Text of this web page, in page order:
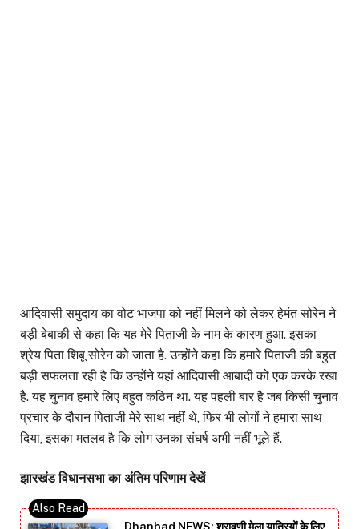
आदिवासी समुदाय का वोट भाजपा को नहीं मिलने को लेकर हेमंत सोरेन ने
बड़ी बेबाकी से कहा कि यह मेरे पिताजी के नाम के कारण हुआ. इसका
श्रेय पिता शिबू सोरेन को जाता है. उन्होंने कहा कि हमारे पिताजी की बहुत
बड़ी सफलता रही है कि उन्होंने यहां आदिवासी आबादी को एक करके रखा
है. यह चुनाव हमारे लिए बहुत कठिन था. यह पहली बार है जब किसी चुनाव
प्रचार के दौरान पिताजी मेरे साथ नहीं थे, फिर भी लोगों ने हमारा साथ
दिया, इसका मतलब है कि लोग उनका संघर्ष अभी नहीं भूले हैं.
झारखंड विधानसभा का अंतिम परिणाम देखें